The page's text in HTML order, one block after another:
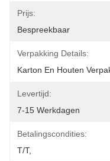
Prijs:
Bespreekbaar
Verpakking Details:
Karton En Houten
Levertijd:
7-15 Werkdagen
Betalingscondities:
T/T,